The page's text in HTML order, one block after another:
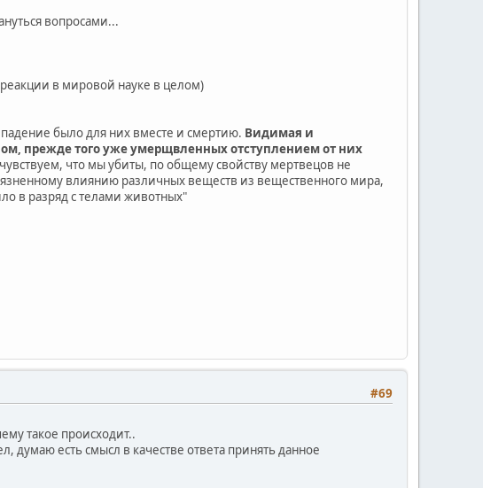
вопросами...
в мировой науке в целом)
было для них вместе и смертию. Видимая и
прежде того уже умерщвленных отступлением от них
что мы убиты, по общему свойству мертвецов не
влиянию различных веществ из вещественного мира,
в разряд с телами животных"
#69
такое происходит..
думаю есть смысл в качестве ответа принять данное